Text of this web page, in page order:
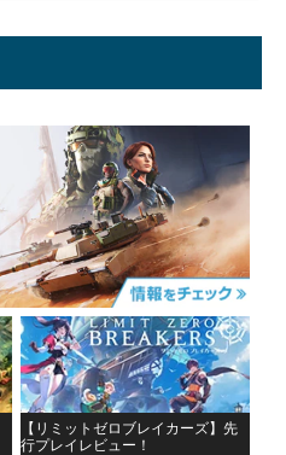
【リミットゼロブレイカーズ】先
行プレイレビュー！